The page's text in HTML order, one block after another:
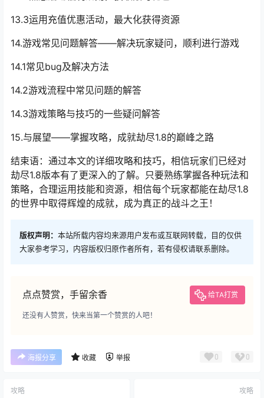
13.3运用充值优惠活动，最大化获得资源
14.游戏常见问题解答——解决玩家疑问，顺利进行游戏
14.1常见bug及解决方法
14.2游戏流程中常见问题的解答
14.3游戏策略与技巧的一些疑问解答
15.与展望——掌握攻略，成就劫尽1.8的巅峰之路
结束语：通过本文的详细攻略和技巧，相信玩家们已经对
劫尽1.8版本有了更深入的了解。只要熟练掌握各种玩法和
策略，合理运用技能和资源，相信每个玩家都能在劫尽1.8
的世界中取得辉煌的成就，成为真正的战斗之王！
版权声明： 本站所载内容均来源用户发布或互联网转载，目的仅供
大家参考学习，内容版权归原作者所有，若有侵权请联系删除。
点点赞赏，手留余香 给TA打赏
还没有人赞赏，快来当第一个赞赏的人吧！
海报分享 收藏 举报 0 0
攻略 攻略